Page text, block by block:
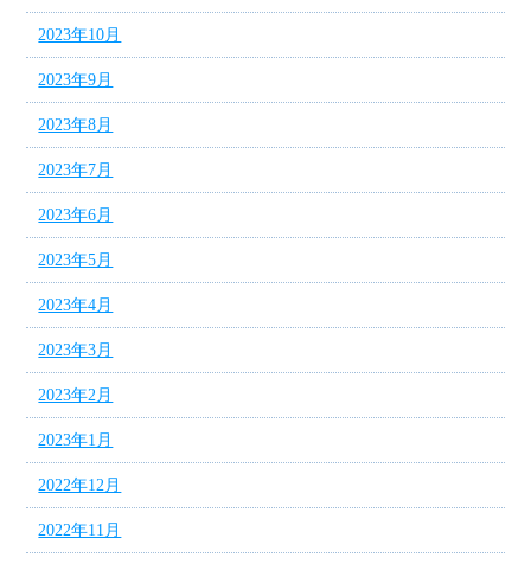
2023年10月
2023年9月
2023年8月
2023年7月
2023年6月
2023年5月
2023年4月
2023年3月
2023年2月
2023年1月
2022年12月
2022年11月